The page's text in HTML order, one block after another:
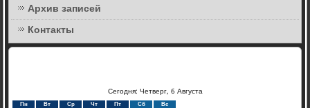
Архив записей
Контакты
Сегодня: Четверг, 6 Августа
Пн Вт Ср Чт Пт Сб Вс